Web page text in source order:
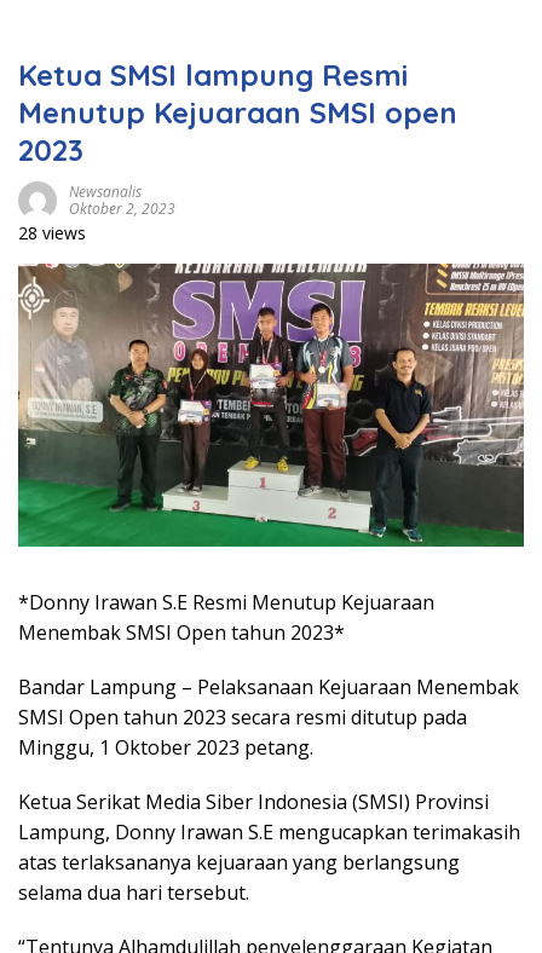
Ketua SMSI lampung Resmi
Menutup Kejuaraan SMSI open
2023
Newsanalis
Oktober 2, 2023
28 views
*Donny Irawan S.E Resmi Menutup Kejuaraan
Menembak SMSI Open tahun 2023*
Bandar Lampung – Pelaksanaan Kejuaraan Menembak
SMSI Open tahun 2023 secara resmi ditutup pada
Minggu, 1 Oktober 2023 petang.
Ketua Serikat Media Siber Indonesia (SMSI) Provinsi
Lampung, Donny Irawan S.E mengucapkan terimakasih
atas terlaksananya kejuaraan yang berlangsung
selama dua hari tersebut.
“Tentunya Alhamdulillah penyelenggaraan Kegiatan